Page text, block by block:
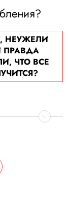
НЕУЖЕЛИ
ПРАВДА
ЧТО ВСЕ